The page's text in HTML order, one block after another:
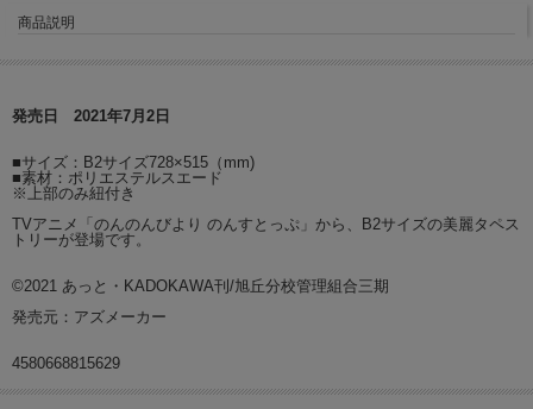
商品説明
発売日 2021年7月2日
■サイズ：B2サイズ728×515（mm)
■素材：ポリエステルスエード
※上部のみ紐付き
TVアニメ「のんのんびより のんすとっぷ」から、B2サイズの美麗タペス
トリーが登場です。
©2021 あっと・KADOKAWA刊/旭丘分校管理組合三期
発売元：アズメーカー
4580668815629